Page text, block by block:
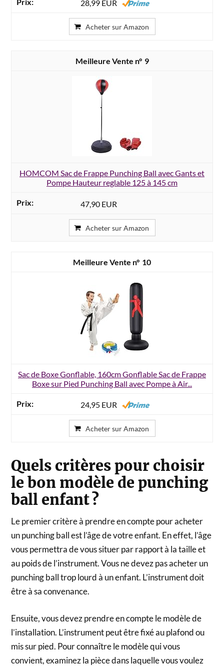
28,99 EUR
Acheter sur Amazon
9
HOMCOM Sac de Frappe Punching Ball avec Gants et
Pompe Hauteur reglable 125 à 145 cm
47,90 EUR
Acheter sur Amazon
10
Sac de Boxe Gonflable, 160cm Gonflable Sac de Frappe
Boxe sur Pied Punching Ball avec Pompe à Air...
24,95 EUR
Acheter sur Amazon
Quels critères pour choisir
le bon modèle de punching
ball enfant ?
Le premier critère à prendre en compte pour acheter
un punching ball est l’âge de votre enfant. En effet, l’âge
vous permettra de vous situer par rapport à la taille et
au poids de l’instrument. Vous ne devez pas acheter un
punching ball trop lourd à un enfant. L’instrument doit
être à sa convenance.
Ensuite, vous devez prendre en compte le modèle de
l’installation. L’instrument peut être fixé au plafond ou
mis sur pied. Pour connaître le modèle qui vous
convient, examinez la pièce dans laquelle vous voulez